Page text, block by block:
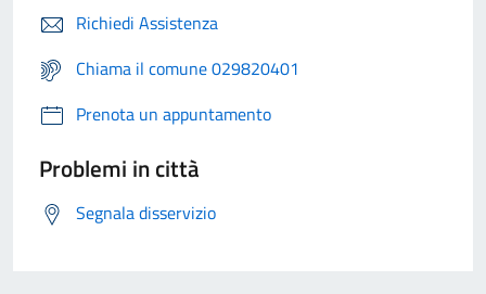
Richiedi Assistenza
Chiama il comune 029820401
Prenota un appuntamento
Problemi in città
Segnala disservizio